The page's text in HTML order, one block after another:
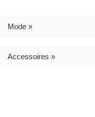
Mode »
Accessoires »